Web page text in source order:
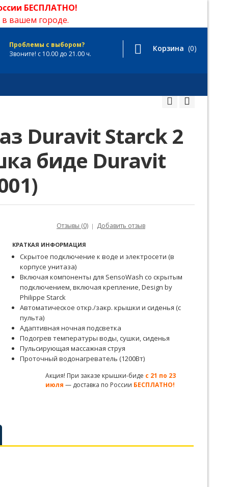
БЕСПЛАТНО!
вашем городе.
Проблемы с выбором?
Звоните! с 10.00 до 21.00 ч.
Корзина (0)
Duravit Starck 2
биде Duravit
Отзывы (0) | Добавить отзыв
КРАТКАЯ ИНФОРМАЦИЯ
Скрытое подключение к воде и электросети (в
корпусе унитаза)
Включая компоненты для SensoWash со скрытым
подключением, включая крепление, Design by
Philippe Starck
Автоматическое откр./закр. крышки и сиденья (с
пульта)
Адаптивная ночная подсветка
Подогрев температуры воды, сушки, сиденья
Пульсирующая массажная струя
Проточный водонагреватель (1200Вт)
Акция! При заказе крышки-биде с 21 по 23
июля — доставка по России БЕСПЛАТНО!